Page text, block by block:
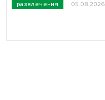
развлечения 05.08.2026